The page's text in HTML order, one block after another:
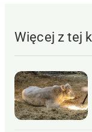
Więcej z tej